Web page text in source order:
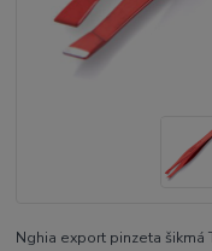
Nghia export pinzeta šikmá